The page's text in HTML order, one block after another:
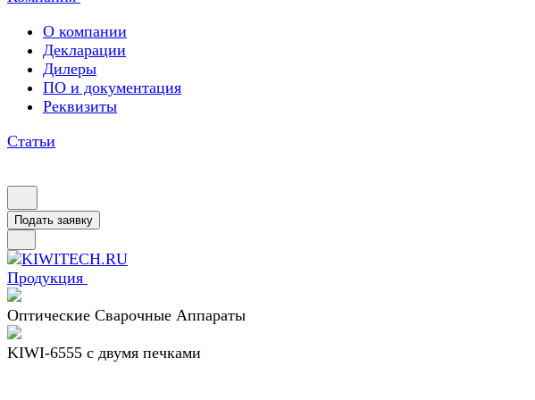
О компании
Декларации
Дилеры
ПО и документация
Реквизиты
Статьи
Подать заявку
Продукция
Оптические Сварочные Аппараты
KIWI-6555 c двумя печками